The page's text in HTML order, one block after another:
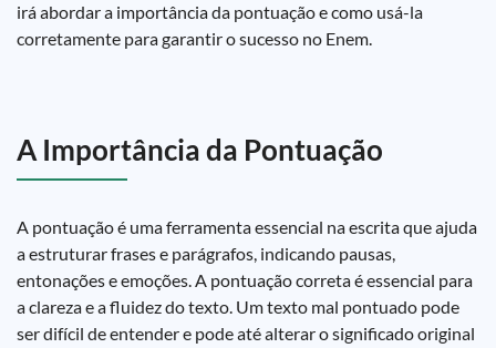
irá abordar a importância da pontuação e como usá-la
corretamente para garantir o sucesso no Enem.
A Importância da Pontuação
A pontuação é uma ferramenta essencial na escrita que ajuda
a estruturar frases e parágrafos, indicando pausas,
entonações e emoções. A pontuação correta é essencial para
a clareza e a fluidez do texto. Um texto mal pontuado pode
ser difícil de entender e pode até alterar o significado original